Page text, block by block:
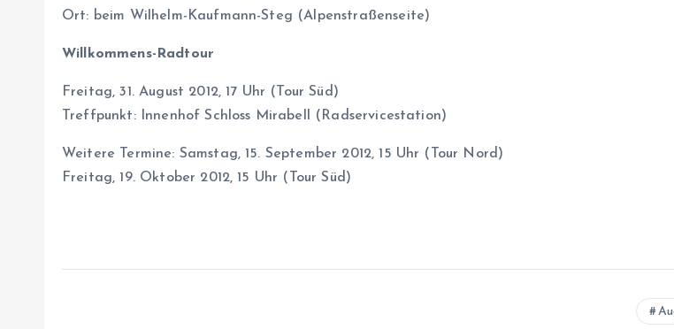
Ort: beim Wilhelm-Kaufmann-Steg (Alpenstraßenseite)
Willkommens-Radtour
Freitag, 31. August 2012, 17 Uhr (Tour Süd)
Treffpunkt: Innenhof Schloss Mirabell (Radservicestation)
Weitere Termine: Samstag, 15. September 2012, 15 Uhr (Tour Nord)
Freitag, 19. Oktober 2012, 15 Uhr (Tour Süd)